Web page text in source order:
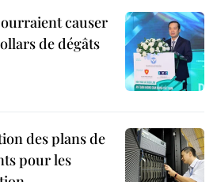
causer
de dégâts
des plans de
pour les